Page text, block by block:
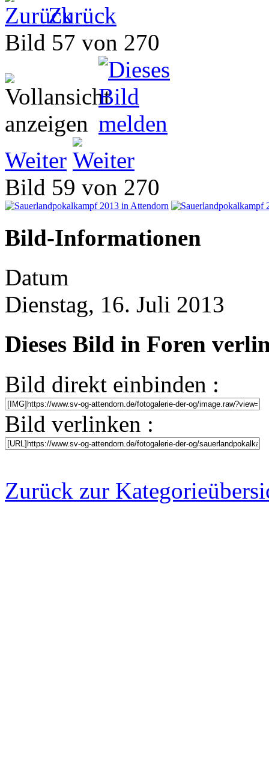
Zurück
Bild 57 von 270
Weiter
Bild 59 von 270
Bild-Informationen
Datum
Dienstag, 16. Juli 2013
Dieses Bild in Foren
Bild direkt einbinden :
Bild verlinken :
Zurück zur